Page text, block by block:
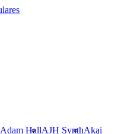
Adam HallAJH SynthAkai